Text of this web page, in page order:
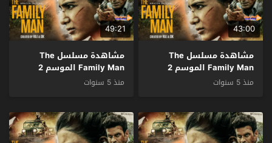
43:00
مشاهدة مسلسل The
Family Man الموسم 2
الحلقة 5 مترجم
منذ 5 سنوات
49:21
مشاهدة مسلسل The
Family Man الموسم 2
الحلقة 4 مترجم
منذ 5 سنوات